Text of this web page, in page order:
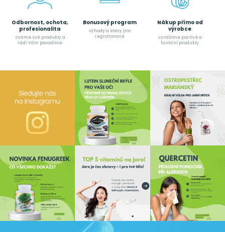
Odbornost, ochota,
profesionalita
známe své produkty a
rádi Vám poradíme
Bonusový program
výhody a slevy pro
registrované
Nákup přímo od
výrobce
vyrábíme poctívé a
funkční produkty